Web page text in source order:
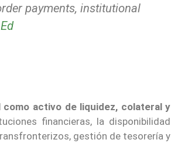
payments, institutional
activo de liquidez, colateral y
financieras, la disponibilidad
gestión de tesorería y